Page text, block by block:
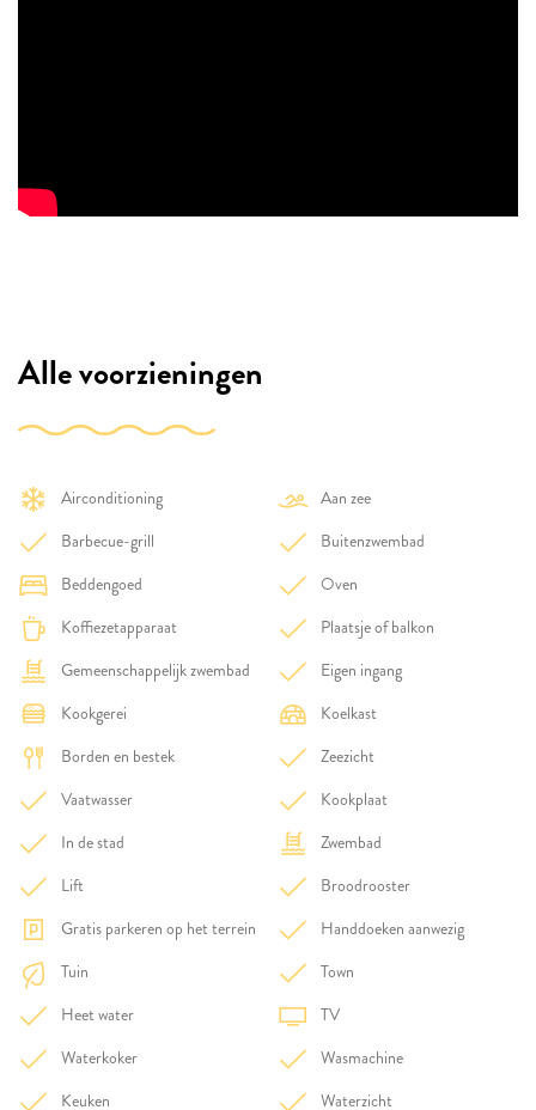
Alle voorzieningen
Airconditioning
Barbecue-grill
Beddengoed
Koffiezetapparaat
Gemeenschappelijk zwembad
Kookgerei
Borden en bestek
Vaatwasser
In de stad
Lift
Gratis parkeren op het terrein
Tuin
Heet water
Waterkoker
Keuken
Aan zee
Buitenzwembad
Oven
Plaatsje of balkon
Eigen ingang
Koelkast
Zeezicht
Kookplaat
Zwembad
Broodrooster
Handdoeken aanwezig
Town
TV
Wasmachine
Waterzicht